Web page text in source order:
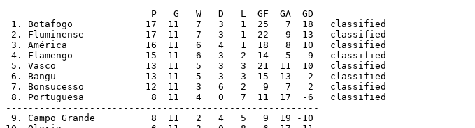
                          P   G   W   D   L  GF  GA  GD
1. Botafogo             17  11   7   3   1  25   7  18   classified
2. Fluminense           17  11   7   3   1  22   9  13   classified
3. América              16  11   6   4   1  18   8  10   classified
4. Flamengo             15  11   6   3   2  14   5   9   classified
5. Vasco                13  11   5   3   3  21  11  10   classified
6. Bangu                13  11   5   3   3  15  13   2   classified
7. Bonsucesso           12  11   3   6   2   9   7   2   classified
8. Portuguesa            8  11   4   0   7  11  17  -6   classified
--------------------------------------------------------
9. Campo Grande          8  11   2   4   5   9  19 -10